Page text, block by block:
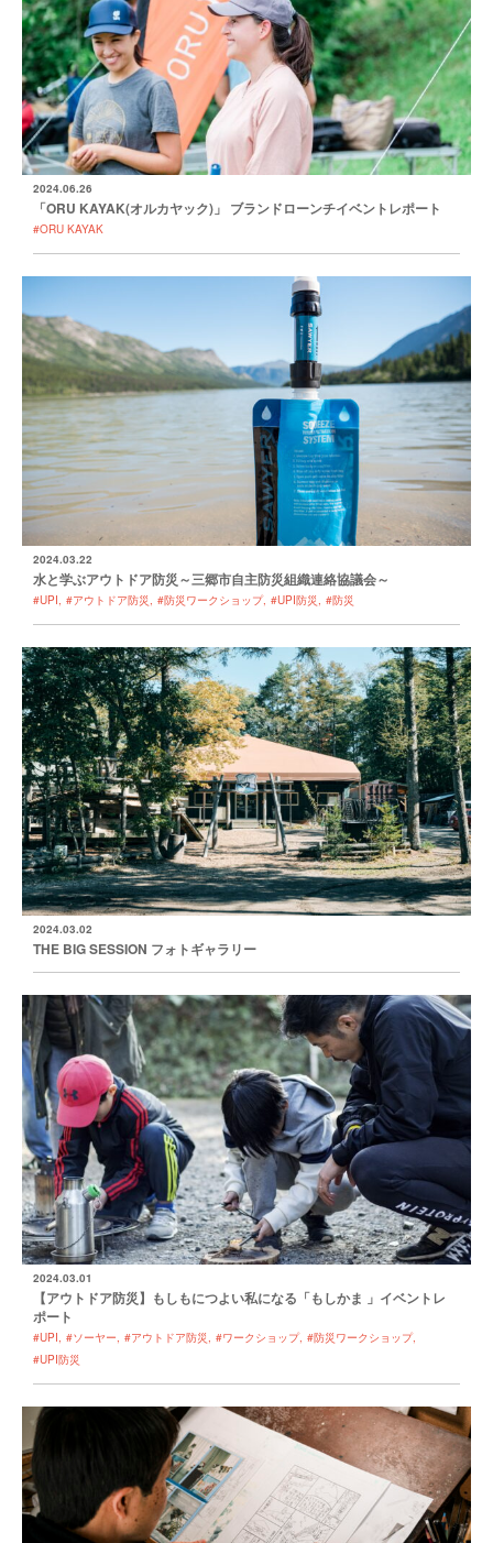
2024.06.26
「ORU KAYAK(オルカヤック)」 ブランドローンチイベントレポート
#ORU KAYAK
2024.03.22
水と学ぶアウトドア防災～三郷市自主防災組織連絡協議会～
#UPI #アウトドア防災 #防災ワークショップ #UPI防災 #防災
2024.03.02
THE BIG SESSION フォトギャラリー
2024.03.01
【アウトドア防災】もしもにつよい私になる「もしかま 」イベントレ
ポート
#UPI #ソーヤー #アウトドア防災 #ワークショップ #防災ワークショップ
#UPI防災